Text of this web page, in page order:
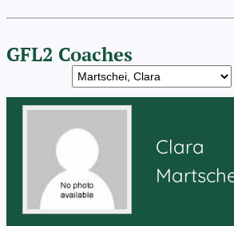
GFL2 Coaches
Clara